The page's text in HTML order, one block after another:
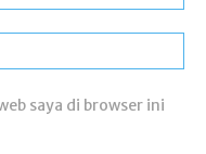
saya di browser ini